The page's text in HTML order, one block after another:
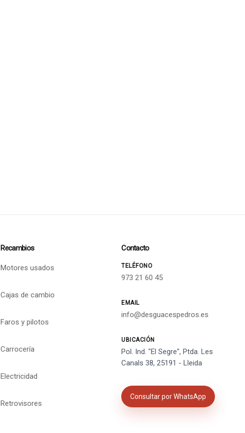
Recambios
Motores usados
Cajas de cambio
Faros y pilotos
Carrocería
Electricidad
Retrovisores
Contacto
TELÉFONO
973 21 60 45
EMAIL
info@desguacespedros.es
UBICACIÓN
Pol. Ind. "El Segre", Ptda. Les
Canals 38, 25191 - Lleida
Consultar por WhatsApp